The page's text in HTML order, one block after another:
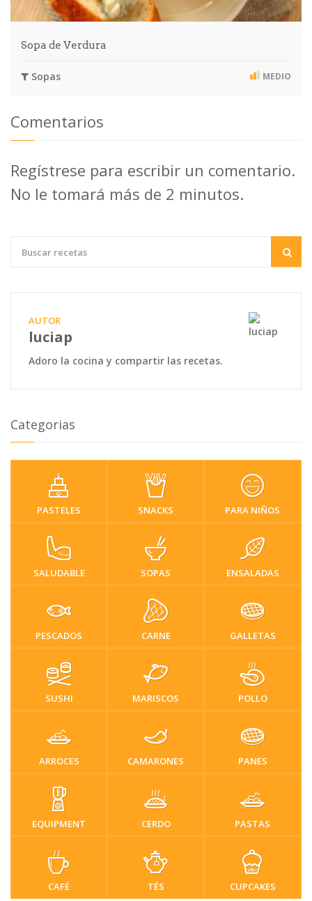
Sopa de Verdura
Sopas MEDIO
Comentarios
Regístrese para escribir un comentario.
No le tomará más de 2 minutos.
AUTOR
luciap
Adoro la cocina y compartir las recetas.
Categorias
PASTELES SNACKS PARA NIÑOS
SALUDABLE SOPAS ENSALADAS
PESCADOS CARNE GALLETAS
SUSHI MARISCOS POLLO
ARROCES CAMARONES PANES
EQUIPMENT CERDO PASTAS
CAFÉ TÉS CUPCAKES